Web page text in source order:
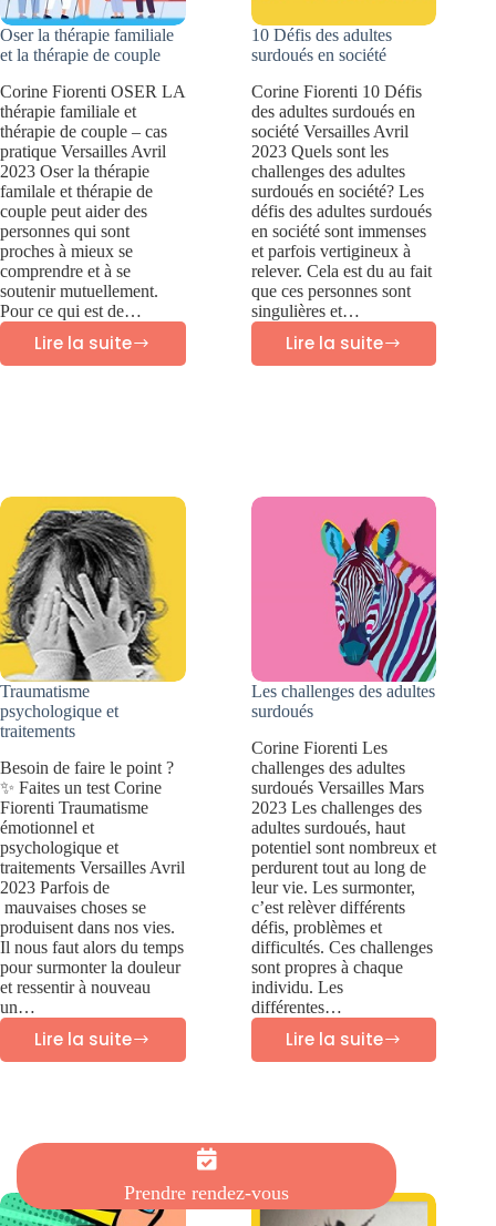
11
conseils
pour
éviter
l’épuisement
Oser la thérapie familiale
et la thérapie de couple
Corine Fiorenti OSER LA
thérapie familiale et
thérapie de couple – cas
pratique Versailles Avril
2023 Oser la thérapie
familale et thérapie de
couple peut aider des
personnes qui sont
proches à mieux se
comprendre et à se
soutenir mutuellement.
Pour ce qui est de…
Lire la suite
la
thérapie
de
couple
10 Défis des adultes
surdoués en société
Corine Fiorenti 10 Défis
des adultes surdoués en
société Versailles Avril
2023 Quels sont les
challenges des adultes
surdoués en société? Les
défis des adultes surdoués
en société sont immenses
et parfois vertigineux à
relever. Cela est du au fait
que ces personnes sont
singulières et…
Lire la suite
en
société
Traumatisme
psychologique et
traitements
Besoin de faire le point ?
✨ Faites un test Corine
Fiorenti Traumatisme
émotionnel et
psychologique et
traitements Versailles Avril
2023 Parfois de
mauvaises choses se
produisent dans nos vies.
Il nous faut alors du temps
pour surmonter la douleur
et ressentir à nouveau
un…
Lire la suite
Traumatisme
Les challenges des adultes
surdoués
Corine Fiorenti Les
challenges des adultes
surdoués Versailles Mars
2023 Les challenges des
adultes surdoués, haut
potentiel sont nombreux et
perdurent tout au long de
leur vie. Les surmonter,
c’est relèver différents
défis, problèmes et
difficultés. Ces challenges
sont propres à chaque
individu. Les
différentes…
Lire la suite
adultes
surdoués
Prendre rendez-vous